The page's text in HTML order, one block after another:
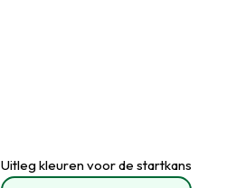
Uitleg kleuren voor de startkans